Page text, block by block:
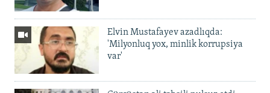
Elvin Mustafayev azadlıqda:
'Milyonluq yox, minlik korrupsiya
var'